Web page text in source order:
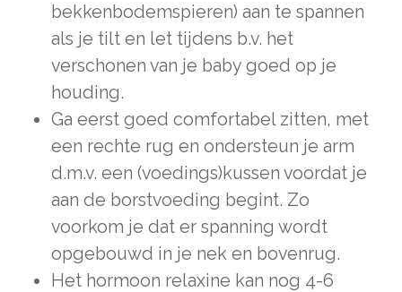
bekkenbodemspieren) aan te spannen
als je tilt en let tijdens b.v. het
verschonen van je baby goed op je
houding.
Ga eerst goed comfortabel zitten, met
een rechte rug en ondersteun je arm
d.m.v. een (voedings)kussen voordat je
aan de borstvoeding begint. Zo
voorkom je dat er spanning wordt
opgebouwd in je nek en bovenrug.
Het hormoon relaxine kan nog 4-6